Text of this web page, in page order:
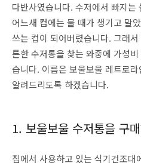
다반사였습니다. 수저에서 빠지는
어느새 컵에는 물 때가 생기고 말
쓰는 컵이 되어버렸습니다. 그래
튼한 수저통을 찾는 와중에 가성
습니다. 이름은 보울보울 레트로
알려드리도록 하겠습니다.
1. 보울보울 수저통을 구
집에서 사용하고 있는 식기건조대